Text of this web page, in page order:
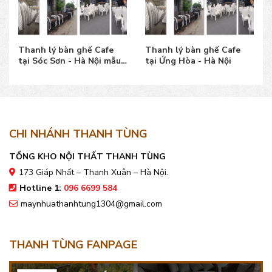
Thanh lý bàn ghế Cafe
tại Sóc Sơn - Hà Nội mẫu
Thanh lý bàn ghế Cafe
tại Ứng Hòa - Hà Nội
CHI NHÁNH THANH TÙNG
TỔNG KHO NỘI THẤT THANH TÙNG
173 Giáp Nhất – Thanh Xuân – Hà Nội.
Hotline 1: 096 6699 584
maynhuathanhtung1304@gmail.com
THANH TÙNG FANPAGE